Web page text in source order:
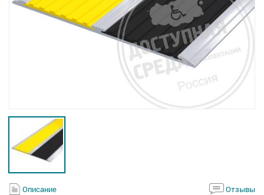
Описание Отзывы